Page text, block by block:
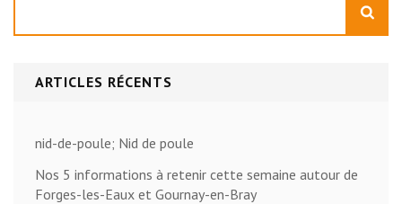
ARTICLES RÉCENTS
nid-de-poule; Nid de poule
Nos 5 informations à retenir cette semaine autour de
Forges-les-Eaux et Gournay-en-Bray